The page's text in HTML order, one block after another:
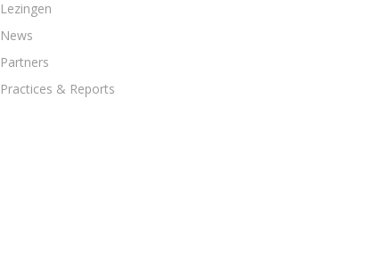
Lezingen
News
Partners
Practices & Reports